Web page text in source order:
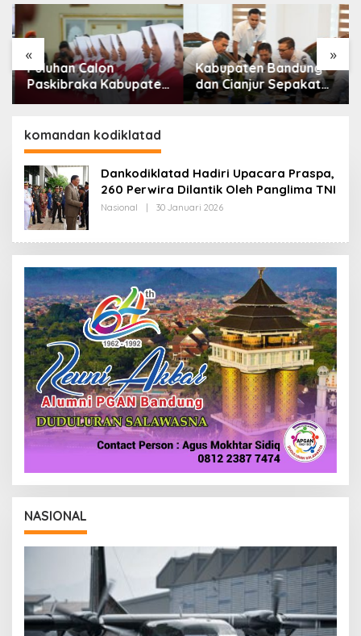
« »
Puluhan Calon
Paskibraka Kabupaten
Bandung Mulai Ikuti
Kabupaten Bandung
dan Cianjur Sepakat
Lanjutkan Bangun
komandan kodiklatad
Dankodiklatad Hadiri Upacara Praspa,
260 Perwira Dilantik Oleh Panglima TNI
Nasional 30 Januari 2026
H
R
K
S
I
NASIONAL